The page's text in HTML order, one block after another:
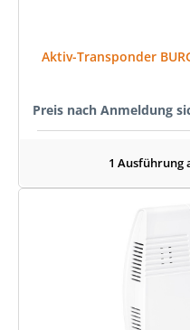
Aktiv-Transponder
Preis nach Anmeldung
1 Ausführung